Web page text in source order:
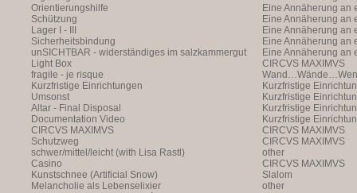
Vergangenheit ist
Annäherung an eine
Vergangenheit ist
Orientierungshilfe
Eine Annäherung an
Annäherung an eine
Vergangenheit ist
Schützung
Eine Annäherung an
Annäherung an eine
Vergangenheit ist
Lager I - III
Eine Annäherung an
Annäherung an eine
Vergangenheit ist
Sicherheitsbindung
Eine Annäherung an
Annäherung an eine
Vergangenheit ist
unSICHTBAR - widerständiges im salzkammergut
Eine Annäherung an
Annäherung
Light Box
CIRCVS MAXIMVS
fragile - je risque
Kurzfristige Einrichtungen
Kurzfristige
Umsonst
Kurzfristige
Altar - Final Disposal
Kurzfristige
Documentation Video
Kurzfristige
CIRCVS MAXIMVS
CIRCVS MAXIMVS
Schutzweg
CIRCVS MAXIMVS
schwer/mittel/leicht (with Lisa Rastl)
other
Casino
CIRCVS MAXIMVS
Kunstschnee (Artificial Snow)
Slalom
Melancholie als Lebenselixier
other